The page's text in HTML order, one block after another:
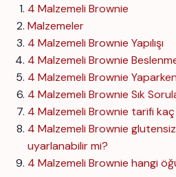
4 Malzemeli Brownie
Malzemeler
4 Malzemeli Brownie Yapılışı
4 Malzemeli Brownie
4 Malzemeli Brownie
4 Malzemeli Brownie Sık
4 Malzemeli Brownie tarifi kaç
4 Malzemeli Brownie
uyarlanabilir mi?
4 Malzemeli Brownie hangi